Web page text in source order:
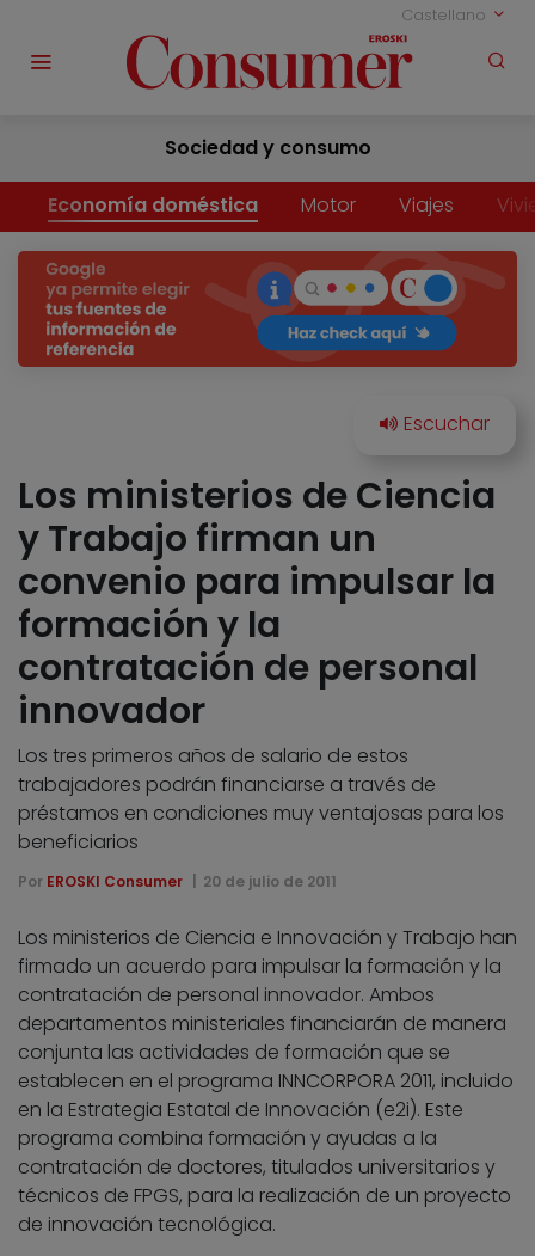
Castellano
Sociedad y consumo
Economía doméstica Motor Viajes
Los ministerios de Ciencia
y Trabajo firman un
convenio para impulsar la
formación y la
contratación de personal
innovador
Los tres primeros años de salario de estos
trabajadores podrán financiarse a través de
préstamos en condiciones muy ventajosas para los
beneficiarios
Por EROSKI Consumer 20 de julio de 2011
Los ministerios de Ciencia e Innovación y Trabajo han
firmado un acuerdo para impulsar la formación y la
contratación de personal innovador. Ambos
departamentos ministeriales financiarán de manera
conjunta las actividades de formación que se
establecen en el programa INNCORPORA 2011, incluido
en la Estrategia Estatal de Innovación (e2i). Este
programa combina formación y ayudas a la
contratación de doctores, titulados universitarios y
técnicos de FPGS, para la realización de un proyecto
de innovación tecnológica.